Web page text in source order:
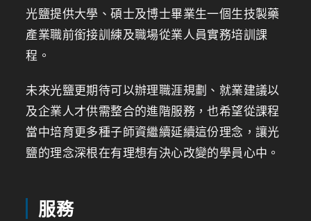
光鹽提供大學、碩士及博士畢業生一個生技製藥
產業職前銜接訓練及職場從業人員實務培訓課
程。
未來光鹽更期待可以辦理職涯規劃、就業建議以
及企業人才供需整合的進階服務，也希望從課程
當中培育更多種子師資繼續延續這份理念，讓光
鹽的理念深根在有理想有決心改變的學員心中。
服務